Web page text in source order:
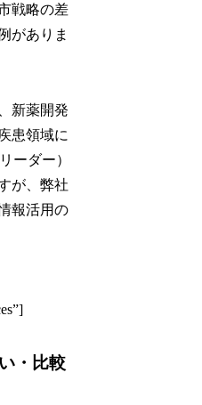
戦略の差
がありま
新薬開発
患領域に
ーダー）
が、弊社
報活用の
・比較